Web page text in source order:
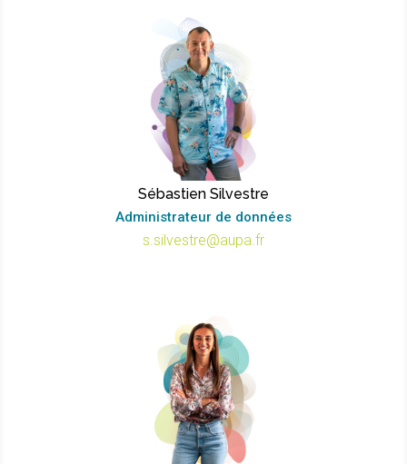
Sébastien Silvestre
Administrateur de données
s.silvestre@aupa.fr